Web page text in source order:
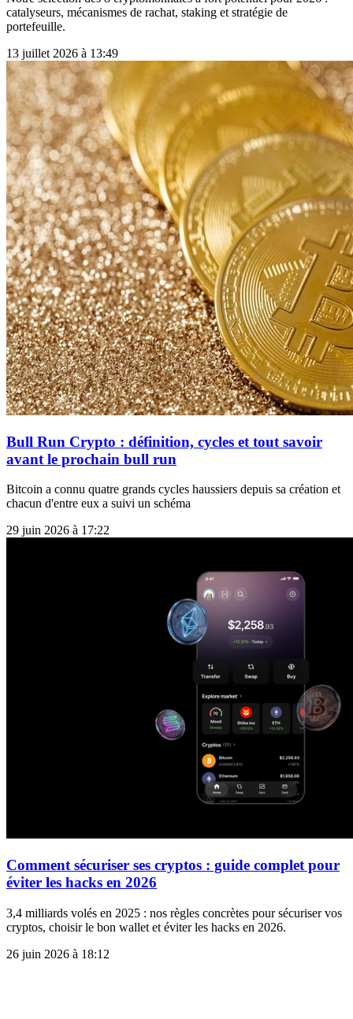
catalyseurs, mécanismes de rachat, staking et stratégie de
portefeuille.
13 juillet 2026 à 13:49
Bull Run Crypto : définition, cycles et tout savoir
avant le prochain bull run
Bitcoin a connu quatre grands cycles haussiers depuis sa création et
chacun d'entre eux a suivi un schéma
29 juin 2026 à 17:22
Comment sécuriser ses cryptos : guide complet pour
éviter les hacks en 2026
3,4 milliards volés en 2025 : nos règles concrètes pour sécuriser vos
cryptos, choisir le bon wallet et éviter les hacks en 2026.
26 juin 2026 à 18:12